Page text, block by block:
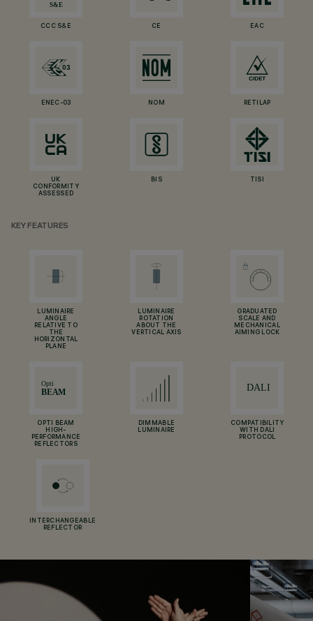
CCC S&E CE EAC
ENEC-03 NOM RETILAP
UK
CONFORMITY
ASSESSED
BIS TISI
KEY FEATURES
LUMINAIRE
ANGLE
RELATIVE TO
THE
HORIZONTAL
PLANE
LUMINAIRE
ROTATION
ABOUT THE
VERTICAL AXIS
GRADUATED
SCALE AND
MECHANICAL
AIMING LOCK
OPTI BEAM
HIGH-
PERFORMANCE
REFLECTORS
DIMMABLE
LUMINAIRE
COMPATIBILITY
WITH DALI
PROTOCOL
INTERCHANGEABLE
REFLECTOR